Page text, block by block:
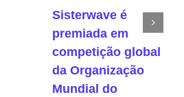
Sisterwave é
premiada em
competição global
da Organização
Mundial do